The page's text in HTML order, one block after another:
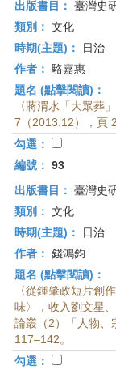
出版書目： 臺灣史
類別： 文化
時期(主題)：
日治
作者： 駱嘉惠
題名 (點擊閱讀)：
〈蔣渭水「大眾葬
7（2013.12），頁
勾選：
編號： 93
出版書目： 臺灣史
類別： 文化
時期(主題)：
日治
作者： 錢鴻鈞
題名 (點擊閱讀)：
〈從鍾肇政短片創
味〉，收入劉文星
論叢（2）「人物、
117–142。
勾選：